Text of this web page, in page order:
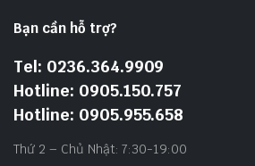
Bạn cần hỗ trợ?
Tel: 0236.364.9909
Hotline: 0905.150.757
Hotline: 0905.955.658
Thứ 2 – Chủ Nhật: 7:30-19:00